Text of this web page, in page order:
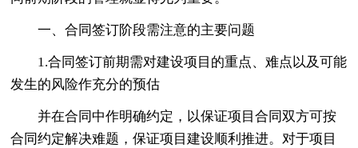
一、合同签订阶段需注意的主要问题
1.合同签订前期需对建设项目的重点、难点以及可能
发生的风险作充分的预估
并在合同中作明确约定，以保证项目合同双方可按
合同约定解决难题，保证项目建设顺利推进。对于项目